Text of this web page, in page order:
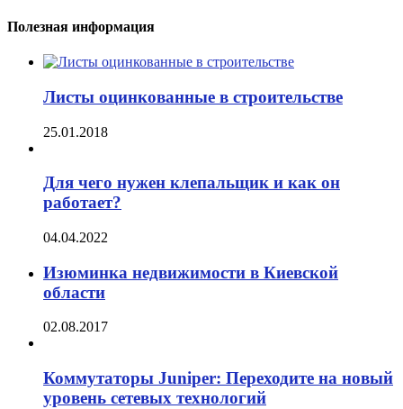
Полезная информация
Листы оцинкованные в строительстве
25.01.2018
Для чего нужен клепальщик и как он
работает?
04.04.2022
Изюминка недвижимости в Киевской
области
02.08.2017
Коммутаторы Juniper: Переходите на новый
уровень сетевых технологий